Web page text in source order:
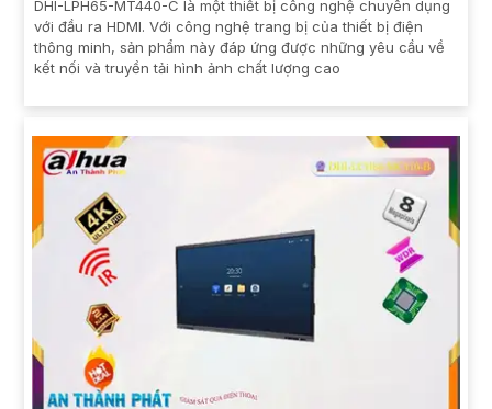
DHI-LPH65-MT440-C là một thiết bị công nghệ chuyên dụng
với đầu ra HDMI. Với công nghệ trang bị của thiết bị điện
thông minh, sản phẩm này đáp ứng được những yêu cầu về
kết nối và truyền tải hình ảnh chất lượng cao